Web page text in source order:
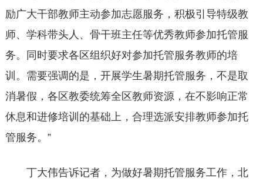
励广大干部教师主动参加志愿服务，积极引导特级教
师、学科带头人、骨干班主任等优秀教师参加托管服
务。同时要求各区组织好对参加托管服务教师的培
训。需要强调的是，开展学生暑期托管服务，不是取
消暑假，各区教委统筹全区教师资源，在不影响正常
休息和进修培训的基础上，合理选派安排教师参加托
管服务。”
丁大伟告诉记者，为做好暑期托管服务工作，北